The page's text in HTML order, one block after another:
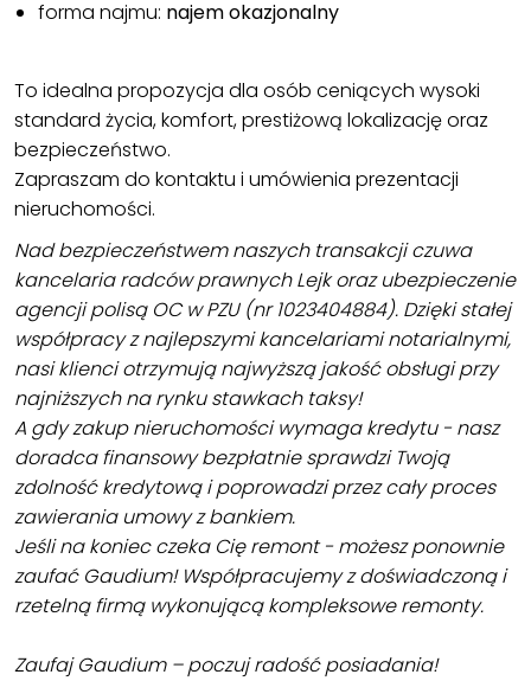
forma najmu: najem okazjonalny
To idealna propozycja dla osób ceniących wysoki
standard życia, komfort, prestiżową lokalizację oraz
bezpieczeństwo.
Zapraszam do kontaktu i umówienia prezentacji
nieruchomości.
Nad bezpieczeństwem naszych transakcji czuwa
kancelaria radców prawnych Lejk oraz ubezpieczenie
agencji polisą OC w PZU (nr 1023404884). Dzięki stałej
współpracy z najlepszymi kancelariami notarialnymi,
nasi klienci otrzymują najwyższą jakość obsługi przy
najniższych na rynku stawkach taksy!
A gdy zakup nieruchomości wymaga kredytu - nasz
doradca finansowy bezpłatnie sprawdzi Twoją
zdolność kredytową i poprowadzi przez cały proces
zawierania umowy z bankiem.
Jeśli na koniec czeka Cię remont - możesz ponownie
zaufać Gaudium! Współpracujemy z doświadczoną i
rzetelną firmą wykonującą kompleksowe remonty.
Zaufaj Gaudium – poczuj radość posiadania!